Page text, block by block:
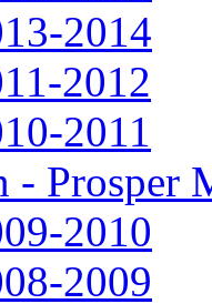
2014
2012
2011
- Prosper
2010
2009